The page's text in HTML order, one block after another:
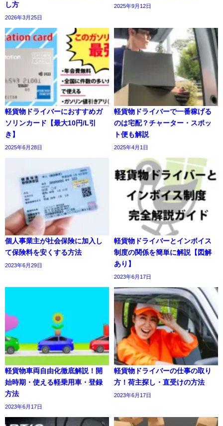
し方
2026年3月25日
2025年9月12日
軽貨物ドライバーにおすすめガ
ソリンカード【最大10円/L引
き】
2025年6月28日
軽貨物ドライバーで一番稼げる
のは宅配？チャーター・スポッ
ト便も解説
2025年4月1日
個人事業主が社会保険に加入し
て保険料を安くする方法
2023年6月29日
軽貨物ドライバーとインボイス
制度の関係を簡単に解説【図解
あり】
2023年6月17日
軽貨物車両自由化徹底解説！開
始時期・使える軽乗用車・登録
方法
2023年6月17日
軽貨物ドライバーの仕事の取り
方！荷主探し・直受けの方法
2023年6月17日